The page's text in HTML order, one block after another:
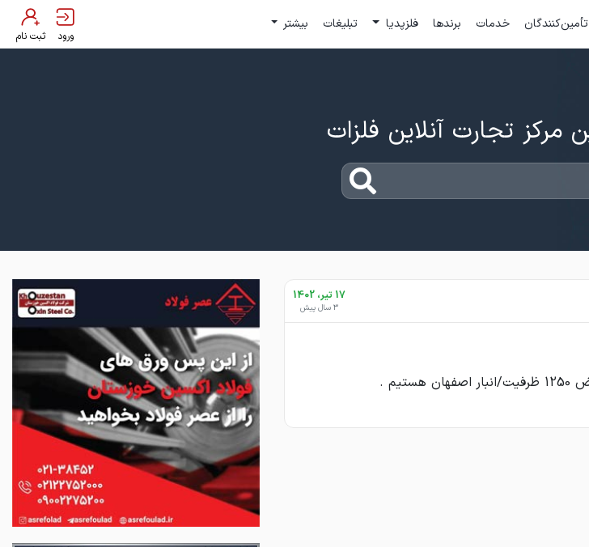
تأمین‌کنندگان خدمات برندها فلزپدیا تبلیغات بیشتر
ورود ثبت نام
17 تیر، 1402
3 سال پیش